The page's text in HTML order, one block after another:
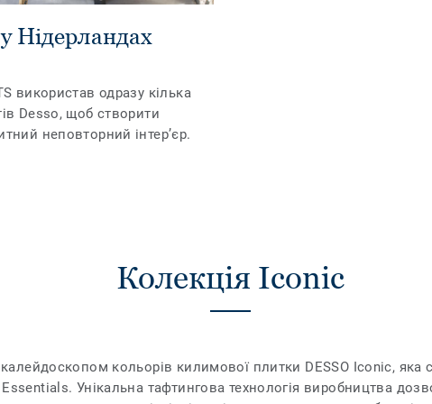
Нідерландах
використав одразу кілька
Desso, щоб створити
неповторний інтер’єр.
Колекція Iconic
калейдоскопом кольорів килимової плитки DESSO Iconic, яка
Унікальна тафтингова технологія виробництва